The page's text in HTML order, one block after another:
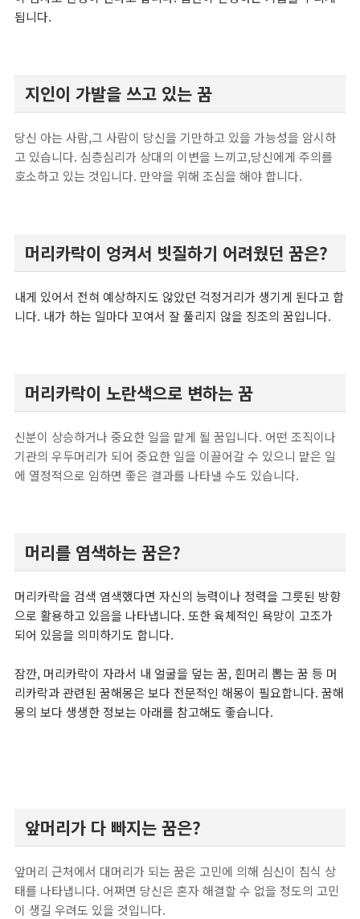
됩니다.
지인이 가발을 쓰고 있는 꿈
당신 아는 사람,그 사람이 당신을 기만하고 있을 가능성을 암시하
고 있습니다. 심층심리가 상대의 이변을 느끼고,당신에게 주의를
호소하고 있는 것입니다. 만약을 위해 조심을 해야 합니다.
머리카락이 엉켜서 빗질하기 어려웠던 꿈은?
내게 있어서 전혀 예상하지도 않았던 걱정거리가 생기게 된다고 합
니다. 내가 하는 일마다 꼬여서 잘 풀리지 않을 징조의 꿈입니다.
머리카락이 노란색으로 변하는 꿈
신분이 상승하거나 중요한 일을 맡게 될 꿈입니다. 어떤 조직이나
기관의 우두머리가 되어 중요한 일을 이끌어갈 수 있으니 맡은 일
에 열정적으로 임하면 좋은 결과를 나타낼 수도 있습니다.
머리를 염색하는 꿈은?
머리카락을 검색 염색했다면 자신의 능력이나 정력을 그릇된 방향
으로 활용하고 있음을 나타냅니다. 또한 육체적인 욕망이 고조가
되어 있음을 의미하기도 합니다.
잠깐, 머리카락이 자라서 내 얼굴을 덮는 꿈, 흰머리 뽑는 꿈 등 머
리카락과 관련된 꿈해몽은 보다 전문적인 해몽이 필요합니다. 꿈해
몽의 보다 생생한 정보는 아래를 참고해도 좋습니다.
앞머리가 다 빠지는 꿈은?
앞머리 근처에서 대머리가 되는 꿈은 고민에 의해 심신이 침식 상
태를 나타냅니다. 어쩌면 당신은 혼자 해결할 수 없을 정도의 고민
이 생길 우려도 있을 것입니다.